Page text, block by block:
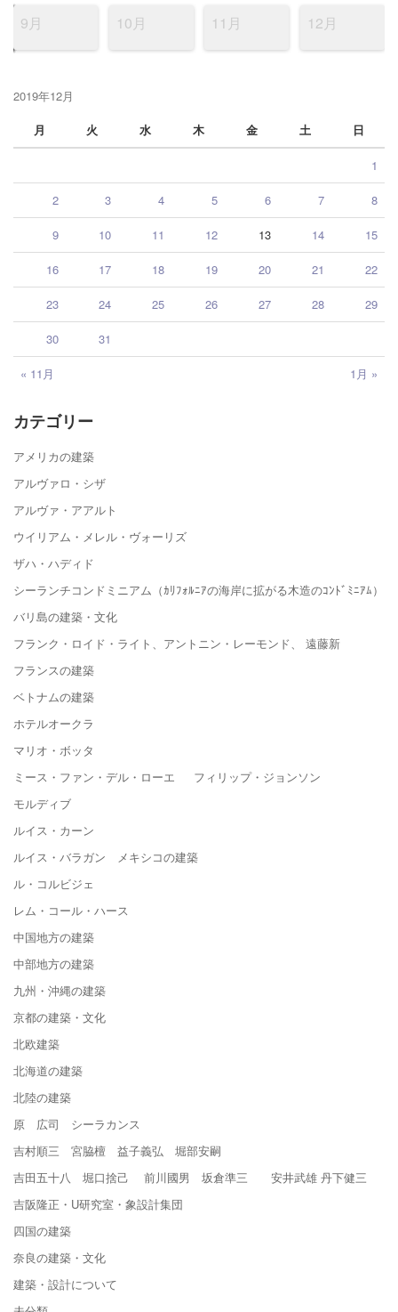
9月 10月 11月 12月
2019年12月
月
火 水 木 金 土 日
« 11月 1月 »
1
2 3 4 5 6 7 8
9 10 11 12 13 14 15
16 17 18 19 20 21 22
23 24 25 26 27 28 29
30 31
カテゴリー
アメリカの建築
アルヴァロ・シザ
アルヴァ・アアルト
ウイリアム・メレル・ヴォーリズ
ザハ・ハディド
シーランチコンドミニアム（ｶﾘﾌｫﾙﾆｱの海岸に拡がる木造のｺﾝﾄﾞﾐﾆｱﾑ）
バリ島の建築・文化
フランク・ロイド・ライト、アントニン・レーモンド、 遠藤新
フランスの建築
ベトナムの建築
ホテルオークラ
マリオ・ボッタ
ミース・ファン・デル・ローエ フィリップ・ジョンソン
モルディブ
ルイス・カーン
ルイス・バラガン メキシコの建築
ル・コルビジェ
レム・コール・ハース
中国地方の建築
中部地方の建築
九州・沖縄の建築
京都の建築・文化
北欧建築
北海道の建築
北陸の建築
原 広司 シーラカンス
吉村順三 宮脇檀 益子義弘 堀部安嗣
吉田五十八 堀口捨己 前川國男 坂倉準三 安井武雄 丹下健三
吉阪隆正・U研究室・象設計集団
四国の建築
奈良の建築・文化
建築・設計について